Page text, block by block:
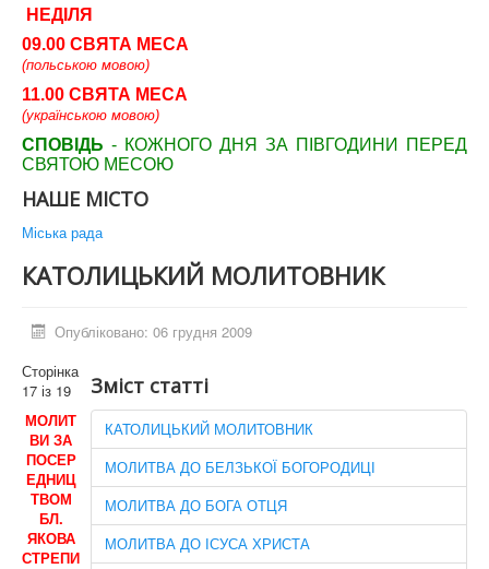
НЕДІЛЯ
09.00 СВЯТА МЕСА
(польською мовою)
11.00 СВЯТА МЕСА
(українською мовою)
СПОВІДЬ - КОЖНОГО ДНЯ ЗА ПІВГОДИНИ ПЕРЕД
СВЯТОЮ МЕСОЮ
НАШЕ МІСТО
Міська рада
КАТОЛИЦЬКИЙ МОЛИТОВНИК
Опубліковано: 06 грудня 2009
Зміст статті
КАТОЛИЦЬКИЙ МОЛИТОВНИК
МОЛИТВА ДО БЕЛЗЬКОЇ БОГОРОДИЦІ
МОЛИТВА ДО БОГА ОТЦЯ
МОЛИТВА ДО ІСУСА ХРИСТА
Сторінка
17 із 19
МОЛИТ
ВИ ЗА
ПОСЕР
ЕДНИЦ
ТВОМ
БЛ.
ЯКОВА
СТРЕПИ